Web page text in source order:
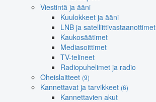
Viestintä ja ääni
Kuulokkeet ja ääni
LNB ja satelliittivastaanottimet
Kaukosäätimet
Mediasoittimet
TV-telineet
Radiopuhelimet ja radio
Oheislaitteet (9)
Kannettavat ja tarvikkeet (6)
Kannettavien akut